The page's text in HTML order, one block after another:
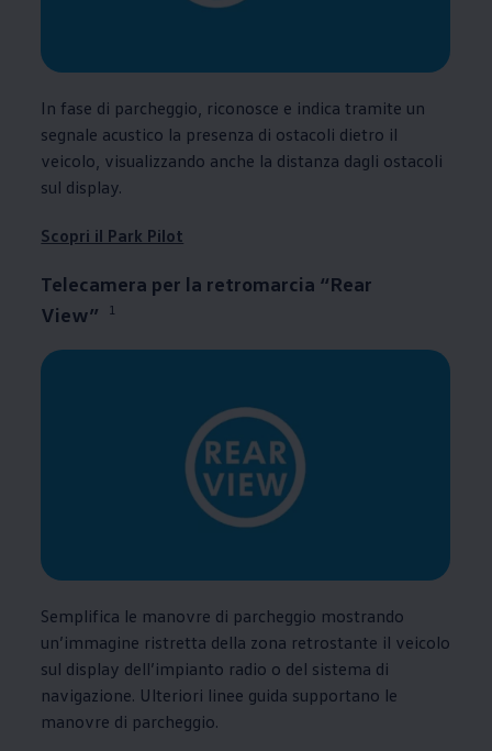
In fase di parcheggio, riconosce e indica tramite un
segnale acustico la presenza di ostacoli dietro il
veicolo, visualizzando anche la distanza dagli ostacoli
sul display.
Scopri il Park Pilot
Telecamera per la retromarcia “Rear
View”
1
Semplifica le manovre di parcheggio mostrando
un’immagine ristretta della zona retrostante il veicolo
sul display dell’impianto radio o del sistema di
navigazione. Ulteriori linee guida supportano le
manovre di parcheggio.